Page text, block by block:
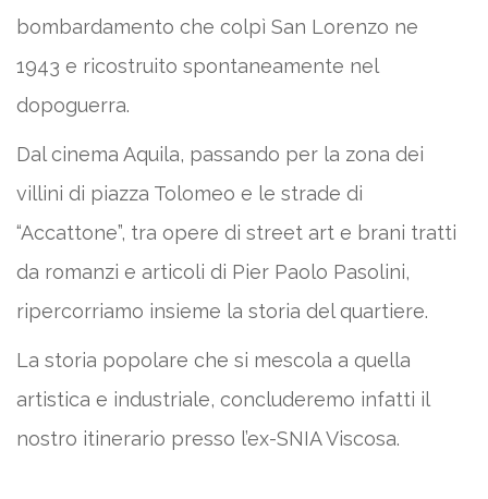
bombardamento che colpì San Lorenzo ne
1943 e ricostruito spontaneamente nel
dopoguerra.
Dal cinema Aquila, passando per la zona dei
villini di piazza Tolomeo e le strade di
“Accattone”, tra opere di street art e brani tratti
da romanzi e articoli di Pier Paolo Pasolini,
ripercorriamo insieme la storia del quartiere.
La storia popolare che si mescola a quella
artistica e industriale, concluderemo infatti il
nostro itinerario presso l’ex-SNIA Viscosa.